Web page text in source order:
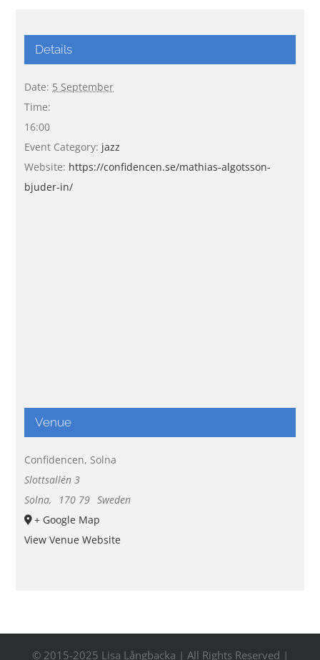
Details
Date: 5 September
Time:
16:00
Event Category: jazz
Website: https://confidencen.se/mathias-algotsson-
bjuder-in/
Venue
Confidencen, Solna
Slottsallén 3
Solna, 170 79 Sweden
+ Google Map
View Venue Website
© 2015-2025 Lisa Långbacka | All Rights Reserved |